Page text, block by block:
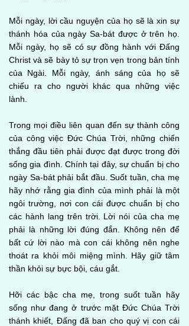
Mỗi ngày, lời cầu nguyện của họ sẽ là xin sự
thánh hóa của ngày Sa-bát được ở trên họ.
Mỗi ngày, họ sẽ có sự đồng hành với Đấng
Christ và sẽ bày tỏ sự trọn vẹn trong bản tính
của Ngài. Mỗi ngày, ánh sáng của họ sẽ
chiếu ra cho người khác qua những việc
lành.
Trong mọi điều liên quan đến sự thành công
của công việc Đức Chúa Trời, những chiến
thắng đầu tiên phải được đạt được trong đời
sống gia đình. Chính tại đây, sự chuẩn bị cho
ngày Sa-bát phải bắt đầu. Suốt tuần, cha mẹ
hãy nhớ rằng gia đình của mình phải là một
ngôi trường, nơi con cái được chuẩn bị cho
các hành lang trên trời. Lời nói của cha mẹ
phải là những lời đúng đắn. Không nên để
bất cứ lời nào mà con cái không nên nghe
thoát ra khỏi môi miệng mình. Hãy giữ tâm
thần khỏi sự bực bội, cáu gắt.
Hỡi các bậc cha mẹ, trong suốt tuần hãy
sống như đang ở trước mặt Đức Chúa Trời
thánh khiết, Đấng đã ban cho quý vị con cái